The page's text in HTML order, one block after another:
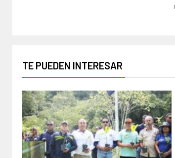
TE PUEDEN INTERESAR